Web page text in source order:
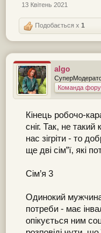
13 Квітень 2021
Подобається x 1
algo
Команда
Кінець робочо-
сніг. Так, не
нас зігріти - то
ще дві сім”ї, які
Сім’я 3
Одинокий
потреби - має
опікується ним